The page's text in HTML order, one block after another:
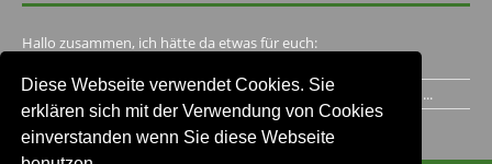
Diese Webseite verwendet Cookies. Sie
erklären sich mit der Verwendung von Cookies
einverstanden wenn Sie diese Webseite
Hallo zusammen, ich hätte da etwas für euch:
Ich habe ein Jahr im Gasthaus Hugo Pape verbracht..Habe ihn...
Unser Gästebuch besuchen